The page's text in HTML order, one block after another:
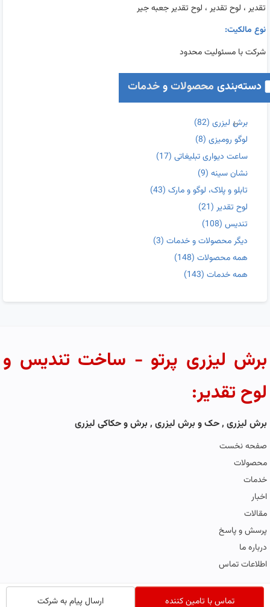
تماس با تامین کننده ارسال پیام به شرکت
تقدیر ، لوح تقدیر ، لوح تقدیر جعبه جیر
نوع مالکیت:
شرکت با مسئولیت محدود
دسته‌بندی محصولاتوخدمات
برش لیزری (82)
لوگو رومیزی (8)
ساعت دیواری تبلیغاتی (17)
نشان سینه (9)
تابلو و پلاک، لوگو و مارک (43)
لوح تقدیر (21)
تندیس (108)
دیگر محصولات و خدمات (3)
همه محصولات (148)
همه خدمات (143)
برش لیزری پرتو - ساخت تندیس و
لوح تقدیر:
برش لیزری , حک و برش لیزری , برش و حکاکی لیزری
صفحه نخست
محصولات
خدمات
اخبار
مقالات
پرسش و پاسخ
درباره ما
اطلاعات تماس